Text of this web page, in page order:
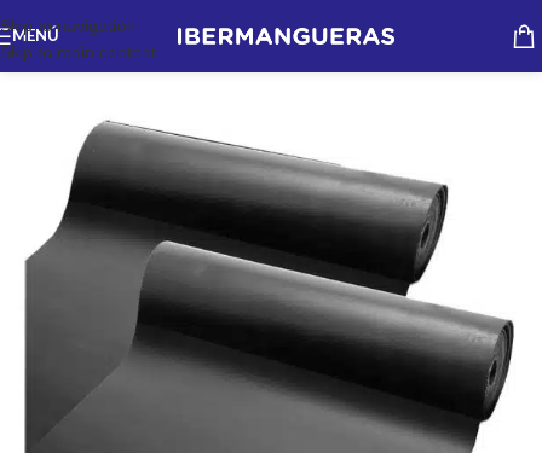
Skip to navigation
Skip to main content
MENÚ